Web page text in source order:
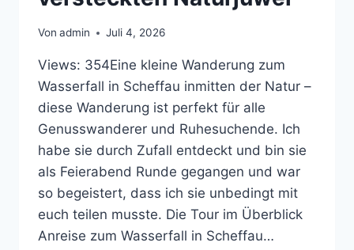
Von admin Juli 4, 2026
Views: 354Eine kleine Wanderung zum
Wasserfall in Scheffau inmitten der Natur –
diese Wanderung ist perfekt für alle
Genusswanderer und Ruhesuchende. Ich
habe sie durch Zufall entdeckt und bin sie
als Feierabend Runde gegangen und war
so begeistert, dass ich sie unbedingt mit
euch teilen musste. Die Tour im Überblick
Anreise zum Wasserfall in Scheffau…